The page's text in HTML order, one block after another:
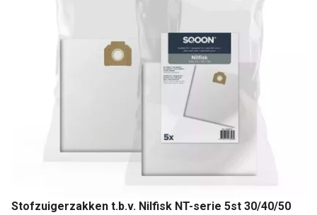
Stofzuigerzakken t.b.v. Nilfisk NT-serie 5st 30/40/50